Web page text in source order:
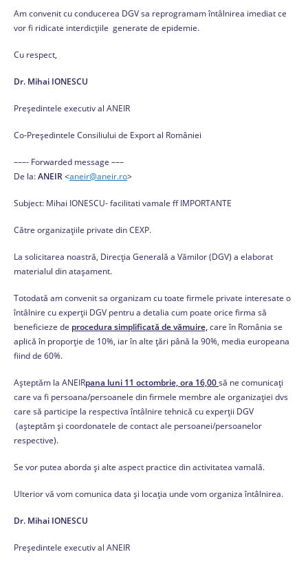
Am convenit cu conducerea DGV sa reprogramam întâlnirea imediat ce
vor fi ridicate interdicțiile generate de epidemie.
Cu respect,
Dr. Mihai IONESCU
Președintele executiv al ANEIR
Co-Preşedintele Consiliului de Export al României
–––- Forwarded message –––
De la:ANEIR<aneir@aneir.ro>
Subject: Mihai IONESCU- facilitati vamale ff IMPORTANTE
Către organizațiile private din CEXP.
La solicitarea noastră, Direcția Generală a Vămilor (DGV) a elaborat
materialul din atașament.
Totodată am convenit sa organizam cu toate firmele private interesate o
întâlnire cu experții DGV pentru a detalia cum poate orice firma să
beneficieze de procedura simplificată de vămuire,care în România se
aplică în proporție de 10%, iar în alte țări până la 90%, media europeana
fiind de 60%.
Așteptăm la ANEIRpana luni 11 octombrie, ora 16,00să ne comunicați
care va fi persoana/persoanele din firmele membre ale organizației dvs
care să participe la respectiva întâlnire tehnică cu experții DGV
(așteptăm și coordonatele de contact ale persoanei/persoanelor
respective).
Se vor putea aborda și alte aspect practice din activitatea vamală.
Ulterior vă vom comunica data și locația unde vom organiza întâlnirea.
Dr. Mihai IONESCU
Președintele executiv al ANEIR